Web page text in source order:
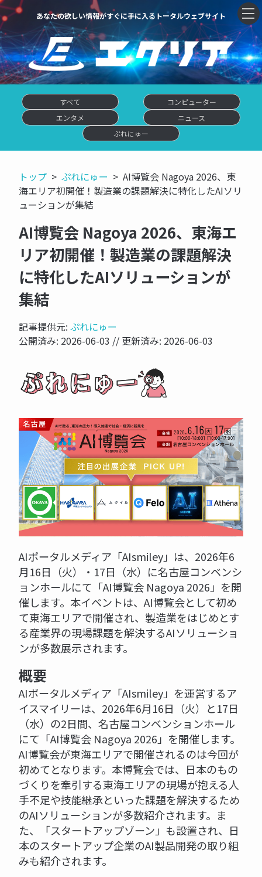
あなたの欲しい情報がすぐに手に入るトータルウェブサイト
すべて
コンピューター
エンタメ
ニュース
ぷれにゅー
トップ ぷれにゅー
AI博覧会 Nagoya 2026、東
海エリア初開催！製造業の課題解決に特化したAIソリ
ューションが集結
AI博覧会 Nagoya 2026、東海エ
リア初開催！製造業の課題解決
に特化したAIソリューションが
集結
記事提供元: ぷれにゅー
公開済み: 2026-06-03 // 更新済み: 2026-06-03
AIポータルメディア「AIsmiley」は、2026年6
月16日（火）・17日（水）に名古屋コンベンシ
ョンホールにて「AI博覧会 Nagoya 2026」を開
催します。本イベントは、AI博覧会として初め
て東海エリアで開催され、製造業をはじめとす
る産業界の現場課題を解決するAIソリューショ
ンが多数展示されます。
概要
AIポータルメディア「AIsmiley」を運営するア
イスマイリーは、2026年6月16日（火）と17日
（水）の2日間、名古屋コンベンションホール
にて「AI博覧会 Nagoya 2026」を開催します。
AI博覧会が東海エリアで開催されるのは今回が
初めてとなります。本博覧会では、日本のもの
づくりを牽引する東海エリアの現場が抱える人
手不足や技能継承といった課題を解決するため
のAIソリューションが多数紹介されます。ま
た、「スタートアップゾーン」も設置され、日
本のスタートアップ企業のAI製品開発の取り組
みも紹介されます。